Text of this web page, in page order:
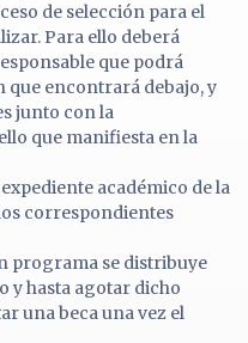
de selección para el
Para ello deberá
que podrá
que encontrará debajo, y
junto con la
que manifiesta en la
académico de la
correspondientes
programa se distribuye
y hasta agotar dicho
una beca una vez el